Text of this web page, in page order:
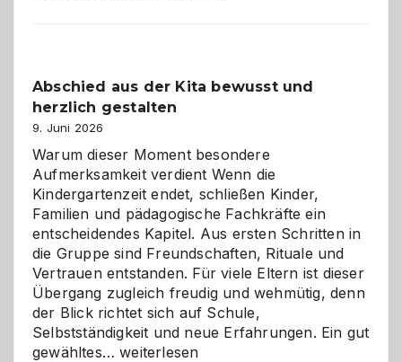
verstehen
Abschied aus der Kita bewusst und
herzlich gestalten
9. Juni 2026
Warum dieser Moment besondere
Aufmerksamkeit verdient Wenn die
Kindergartenzeit endet, schließen Kinder,
Familien und pädagogische Fachkräfte ein
entscheidendes Kapitel. Aus ersten Schritten in
die Gruppe sind Freundschaften, Rituale und
Vertrauen entstanden. Für viele Eltern ist dieser
Übergang zugleich freudig und wehmütig, denn
der Blick richtet sich auf Schule,
Selbstständigkeit und neue Erfahrungen. Ein gut
gewähltes…Abschied
weiterlesen